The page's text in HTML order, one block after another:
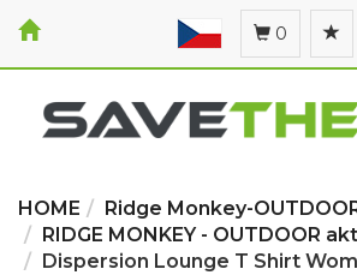
0
HOME
Ridge Monkey-
RIDGE MONKEY - OUTDOOR
Dispersion Lounge T Shirt